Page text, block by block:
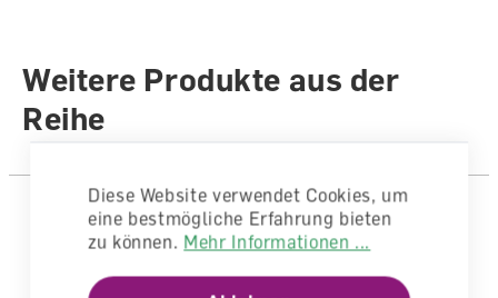
Illustratoren
Autorenteam
Weitere Produkte aus der
Reihe
Diese Website verwendet Cookies, um
eine bestmögliche Erfahrung bieten
zu können. Mehr Informationen ...